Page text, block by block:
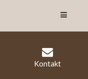
Kontakt